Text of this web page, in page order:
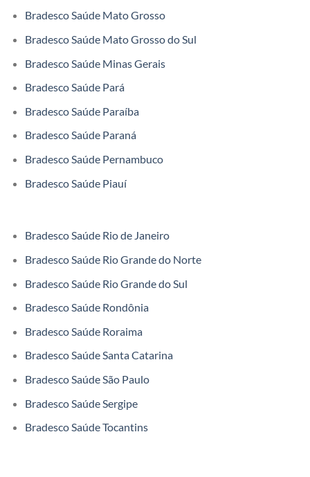
Bradesco Saúde Mato Grosso
Bradesco Saúde Mato Grosso do Sul
Bradesco Saúde Minas Gerais
Bradesco Saúde Pará
Bradesco Saúde Paraíba
Bradesco Saúde Paraná
Bradesco Saúde Pernambuco
Bradesco Saúde Piauí
Bradesco Saúde Rio de Janeiro
Bradesco Saúde Rio Grande do Norte
Bradesco Saúde Rio Grande do Sul
Bradesco Saúde Rondônia
Bradesco Saúde Roraima
Bradesco Saúde Santa Catarina
Bradesco Saúde São Paulo
Bradesco Saúde Sergipe
Bradesco Saúde Tocantins